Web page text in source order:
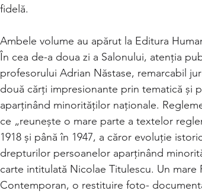
fidelă.
Ambele volume au apărut la Editura
În cea de-a doua zi a Salonului, atenția
profesorului Adrian Năstase, remarcabil
două cărți impresionante prin tematică și
aparținând minorităților naționale.
ce „reunește o mare parte a textelor
1918 și până în 1947, a căror evoluție
drepturilor persoanelor aparținând
carte intitulată Nicolae Titulescu. Un
Contemporan, o restituire foto-